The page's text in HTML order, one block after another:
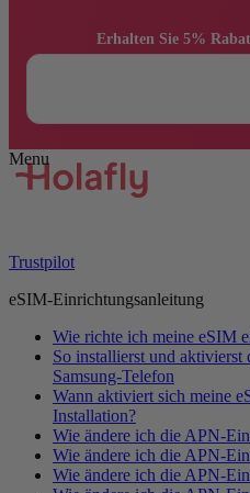
Trustpilot
eSIM-Einrichtungsanleitung
Wie richte ich meine eSIM
So installierst und aktivierst
Samsung-Telefon
Wann aktiviert sich meine
Installation?
Wie ändere ich die APN-
Wie ändere ich die APN-
Wie ändere ich die APN-